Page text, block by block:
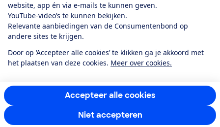
website, app én via e-mails te kunnen geven.
YouTube-video’s te kunnen bekijken.
Relevante aanbiedingen van de Consumentenbond op
andere sites te krijgen.
Door op ‘Accepteer alle cookies’ te klikken ga je akkoord met
het plaatsen van deze cookies. Meer over cookies.
Accepteer alle cookies
Niet accepteren
Algemene Voorwaarden
Privacyverklaring
Cookiebeleid
Privacyvoorkeuren
Toegankelijkheid
RSS-feed nieuws
Facebook
TwitterInstagram
YoutubeLinkedIn
12.901consumentenbeoordelen de Consumentenbondmet gemiddeld